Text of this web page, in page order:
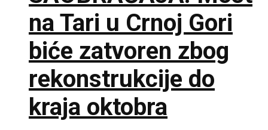
na Tari u Crnoj Gori
biće zatvoren zbog
rekonstrukcije do
kraja oktobra